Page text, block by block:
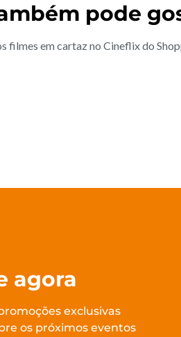
pode
filmes em cartaz no Cineflix do
agora
exclusivas
os próximos eventos